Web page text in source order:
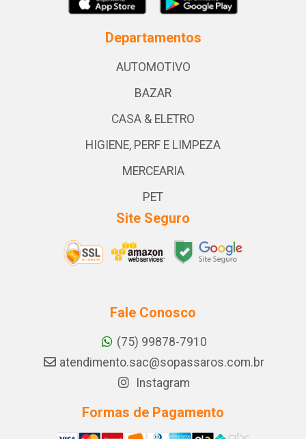
Departamentos
AUTOMOTIVO
BAZAR
CASA & ELETRO
HIGIENE, PERF E LIMPEZA
MERCEARIA
PET
Site Seguro
Fale Conosco
(75) 99878-7910
atendimento.sac@sopassaros.com.br
Instagram
Formas de Pagamento